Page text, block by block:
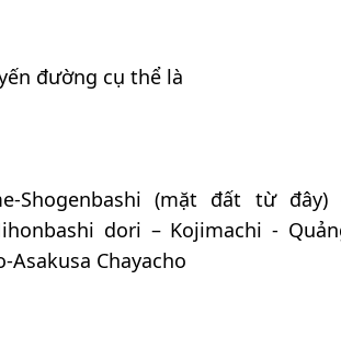
đường cụ thể là
Shogenbashi (mặt đất từ đây)
dori – Kojimachi -
Asakusa Chayacho